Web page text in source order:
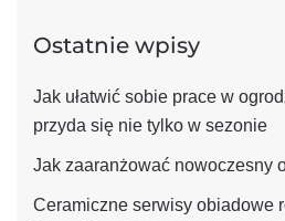
Ostatnie wpisy
Jak ułatwić sobie prace w
przyda się nie tylko w sezonie
Jak zaaranżować nowoczesny
Ceramiczne serwisy obiadowe